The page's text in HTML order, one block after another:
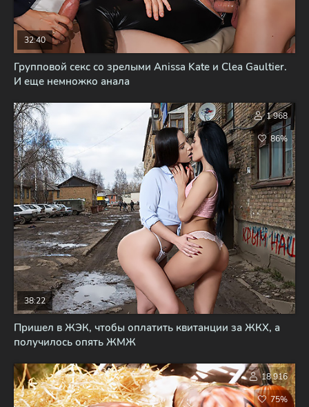
Групповой секс со зрелыми Anissa Kate и Clea Gaultier.
И еще немножко анала
32:40
Пришел в ЖЭК, чтобы оплатить квитанции за ЖКХ, а
получилось опять ЖМЖ
38:22
1 968
86%
18 916
75%